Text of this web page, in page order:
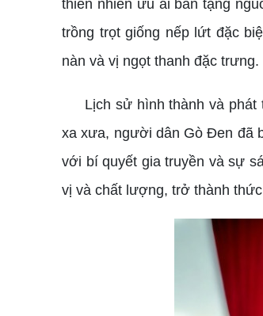
thiên nhiên ưu ái ban tặng
trồng trọt giống nếp lứt đặc
nàn và vị ngọt thanh đặc trưng.
Lịch sử hình thành và phát
xa xưa, người dân Gò Đen đã
với bí quyết gia truyền và sự
vị và chất lượng, trở thành